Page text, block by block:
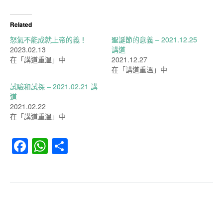
Related
怒氣不能成就上帝的義！
2023.02.13
在「講道重溫」中
聖誕節的意義 – 2021.12.25
講道
2021.12.27
在「講道重溫」中
試驗和試探 – 2021.02.21 講
道
2021.02.22
在「講道重溫」中
Facebook
WhatsApp